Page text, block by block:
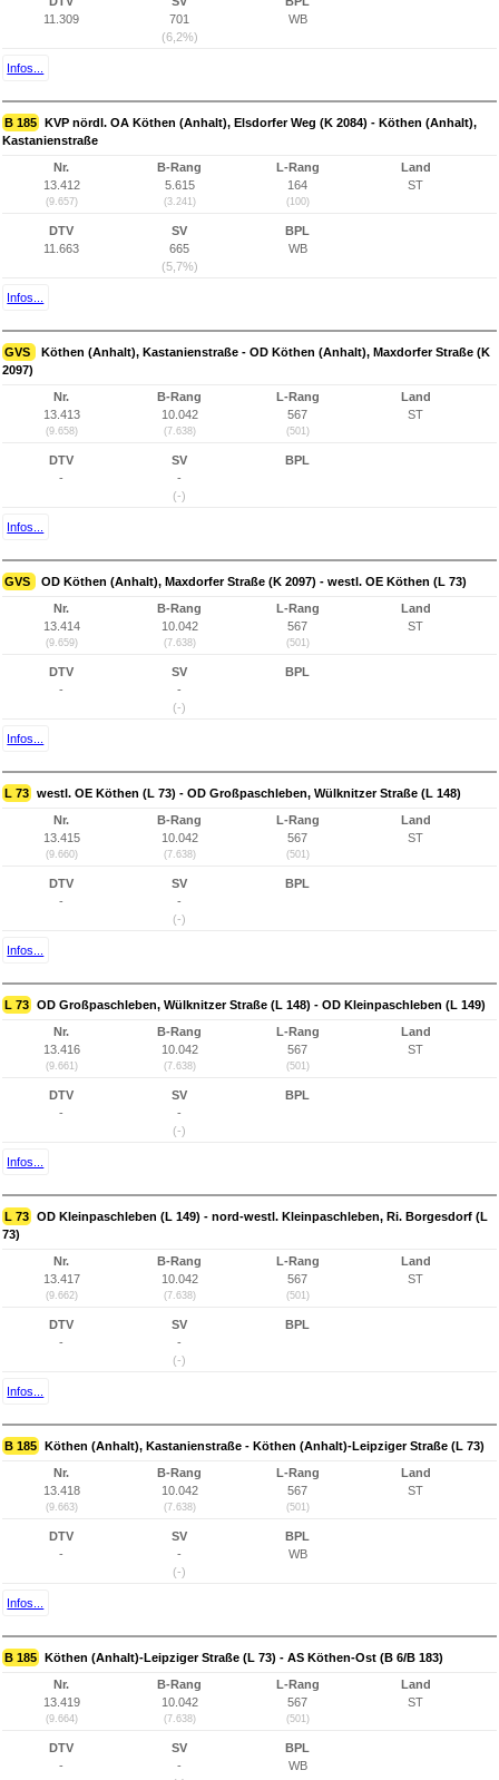
11.309
701
(6,2%)
WB
Infos...
B 185 KVP nördl. OA Köthen (Anhalt), Elsdorfer Weg (K 2084) - Köthen (Anhalt),
Kastanienstraße
Nr.
13.412
(9.657)
B-Rang
5.615
(3.241)
L-Rang
164
(100)
Land
ST
DTV
11.663
SV
665
(5,7%)
BPL
WB
Infos...
GVS
Köthen (Anhalt), Kastanienstraße - OD Köthen (Anhalt), Maxdorfer Straße (K
2097)
Nr.
13.413
(9.658)
B-Rang
10.042
(7.638)
L-Rang
567
(501)
Land
ST
DTV
-
SV
-
(-)
BPL
Infos...
GVS OD Köthen (Anhalt), Maxdorfer Straße (K 2097) - westl. OE Köthen (L 73)
Nr.
13.414
(9.659)
B-Rang
10.042
(7.638)
L-Rang
567
(501)
Land
ST
DTV
-
SV
-
(-)
BPL
Infos...
L 73 westl. OE Köthen (L 73) - OD Großpaschleben, Wülknitzer Straße (L 148)
Nr.
13.415
(9.660)
B-Rang
10.042
(7.638)
L-Rang
567
(501)
Land
ST
DTV
-
SV
-
(-)
BPL
Infos...
L 73 OD Großpaschleben, Wülknitzer Straße (L 148) - OD Kleinpaschleben (L 149)
Nr.
13.416
(9.661)
B-Rang
10.042
(7.638)
L-Rang
567
(501)
Land
ST
DTV
-
SV
-
(-)
BPL
Infos...
L 73 OD Kleinpaschleben (L 149) - nord-westl. Kleinpaschleben, Ri. Borgesdorf (L
73)
Nr.
13.417
(9.662)
B-Rang
10.042
(7.638)
L-Rang
567
(501)
Land
ST
DTV
-
SV
-
(-)
BPL
Infos...
B 185 Köthen (Anhalt), Kastanienstraße - Köthen (Anhalt)-Leipziger Straße (L 73)
Nr.
13.418
(9.663)
B-Rang
10.042
(7.638)
L-Rang
567
(501)
Land
ST
DTV
-
SV
-
(-)
BPL
WB
Infos...
B 185 Köthen (Anhalt)-Leipziger Straße (L 73) - AS Köthen-Ost (B 6/B 183)
Nr.
13.419
(9.664)
B-Rang
10.042
(7.638)
L-Rang
567
(501)
Land
ST
DTV
-
SV
-
BPL
WB